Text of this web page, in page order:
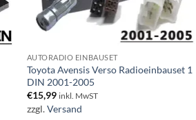
AUTORADIO EINBAUSET
Toyota Avensis Verso Radioeinbauset 1
DIN 2001-2005
€15,99 inkl. MwST
zzgl.Versand